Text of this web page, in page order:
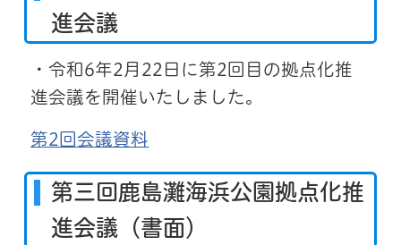
進会議
・令和6年2月22日に第2回目の拠点化推
進会議を開催いたしました。
第2回会議資料
第三回鹿島灘海浜公園拠点化推
進会議（書面）